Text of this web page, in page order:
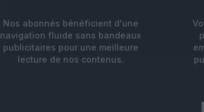
Nos abonnés bénéficient d'une
navigation fluide sans bandeaux
publicitaires pour une meilleure
lecture de nos contenus.